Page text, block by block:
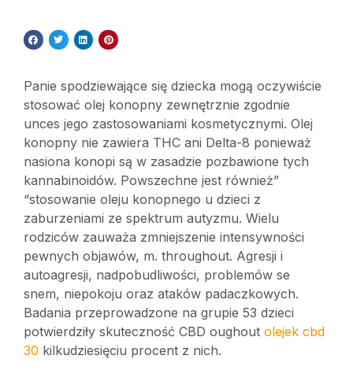
Panie spodziewające się dziecka mogą oczywiście
stosować olej konopny zewnętrznie zgodnie
unces jego zastosowaniami kosmetycznymi. Olej
konopny nie zawiera THC ani Delta-8 ponieważ
nasiona konopi są w zasadzie pozbawione tych
kannabinoidów. Powszechne jest również”
“stosowanie oleju konopnego u dzieci z
zaburzeniami ze spektrum autyzmu. Wielu
rodziców zauważa zmniejszenie intensywności
pewnych objawów, m. throughout. Agresji i
autoagresji, nadpobudliwości, problemów se
snem, niepokoju oraz ataków padaczkowych.
Badania przeprowadzone na grupie 53 dzieci
potwierdziły skuteczność CBD oughout olejek cbd
30 kilkudziesięciu procent z nich.